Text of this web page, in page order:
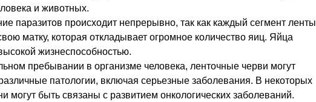
и животных.
паразитов происходит непрерывно, так как каждый сегмент ленты
матку, которая откладывает огромное количество яиц. Яйца
жизнеспособностью.
пребывании в организме человека, ленточные черви могут
патологии, включая серьезные заболевания. В некоторых
могут быть связаны с развитием онкологических заболеваний.